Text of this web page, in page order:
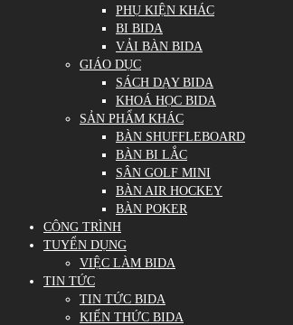
PHỤ KIỆN KHÁC
BI BIDA
VẢI BÀN BIDA
GIÁO DỤC
SÁCH DẠY BIDA
KHOÁ HỌC BIDA
SẢN PHẨM KHÁC
BÀN SHUFFLEBOARD
BÀN BI LẮC
SÂN GOLF MINI
BÀN AIR HOCKEY
BÀN POKER
CÔNG TRÌNH
TUYỂN DỤNG
VIỆC LÀM BIDA
TIN TỨC
TIN TỨC BIDA
KIẾN THỨC BIDA